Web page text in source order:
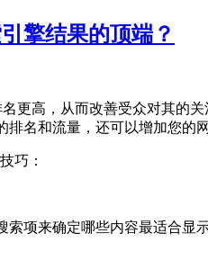
擎结果的顶端？
更高，从而改善受众对其的
名和流量，还可以增加您的
巧：
项来确定哪些内容最适合